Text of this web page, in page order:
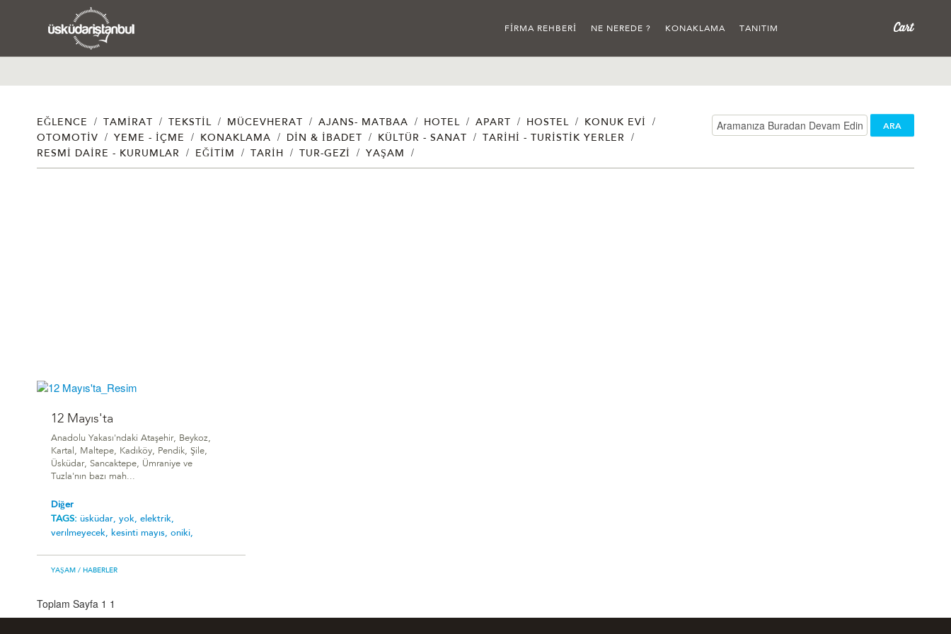
FIRMA REHBERI NE NEREDE ? KONAKLAMA TANITIM
EĞLENCE / TAMIRAT / TEKSTIL / MÜCEVHERAT / AJANS- MATBAA / HOTEL / APART / HOSTEL / KONUK EVI /
OTOMOTIV / YEME - İÇME / KONAKLAMA / DIN & İBADET / KÜLTÜR - SANAT / TARIHI - TURISTIK YERLER /
RESMI DAIRE - KURUMLAR / EĞITIM / TARIH / TUR-GEZI / YAŞAM /
ARA
12 Mayıs'ta
Anadolu Yakası'ndaki Ataşehir, Beykoz,
Kartal, Maltepe, Kadıköy, Pendik, Şile,
Üsküdar, Sancaktepe, Ümraniye ve
Tuzla'nın bazı mah...
Diğer
TAGS: üsküdar, yok, elektrik,
verılmeyecek, kesinti mayıs, oniki,
YAŞAM / HABERLER
Toplam Sayfa 1 1